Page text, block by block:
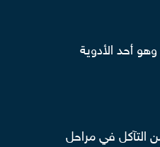
أحد الأدوية
التآكل في مراحل